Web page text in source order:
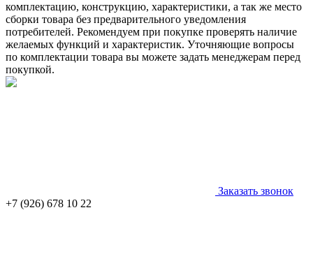
комплектацию, конструкцию, характеристики, а так же место
сборки товара без предварительного уведомления
потребителей. Рекомендуем при покупке проверять наличие
желаемых функций и характеристик. Уточняющие вопросы
по комплектации товара вы можете задать менеджерам перед
покупкой.
Заказать звонок
+7 (926) 678 10 22